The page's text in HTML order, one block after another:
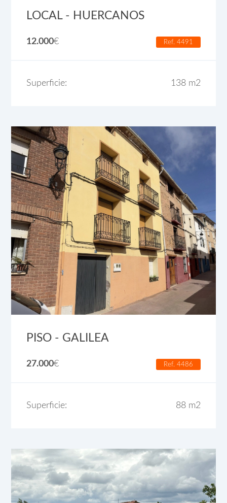
LOCAL - HUERCANOS
12.000€ Ref. 4491
Superficie: 138 m2
PISO - GALILEA
27.000€ Ref. 4486
Superficie: 88 m2